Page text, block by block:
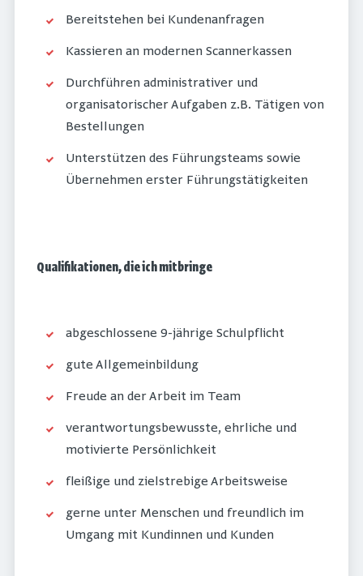
Bereitstehen bei Kundenanfragen
Kassieren an modernen Scannerkassen
Durchführen administrativer und
organisatorischer Aufgaben z.B. Tätigen von
Bestellungen
Unterstützen des Führungsteams sowie
Übernehmen erster Führungstätigkeiten
Qualifikationen, die ich mitbringe
abgeschlossene 9-jährige Schulpflicht
gute Allgemeinbildung
Freude an der Arbeit im Team
verantwortungsbewusste, ehrliche und
motivierte Persönlichkeit
fleißige und zielstrebige Arbeitsweise
gerne unter Menschen und freundlich im
Umgang mit Kundinnen und Kunden